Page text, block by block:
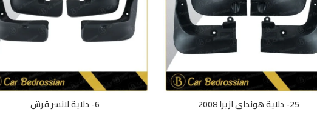
25- دلاية هونداي ازيرا 2008 6- دلاية لانسر قرش